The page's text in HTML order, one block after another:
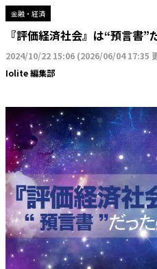
金融・経済
『評価経済社会』は“預言書”
2024/10/22 15:06 (2026/06/04 17:35
Iolite 編集部